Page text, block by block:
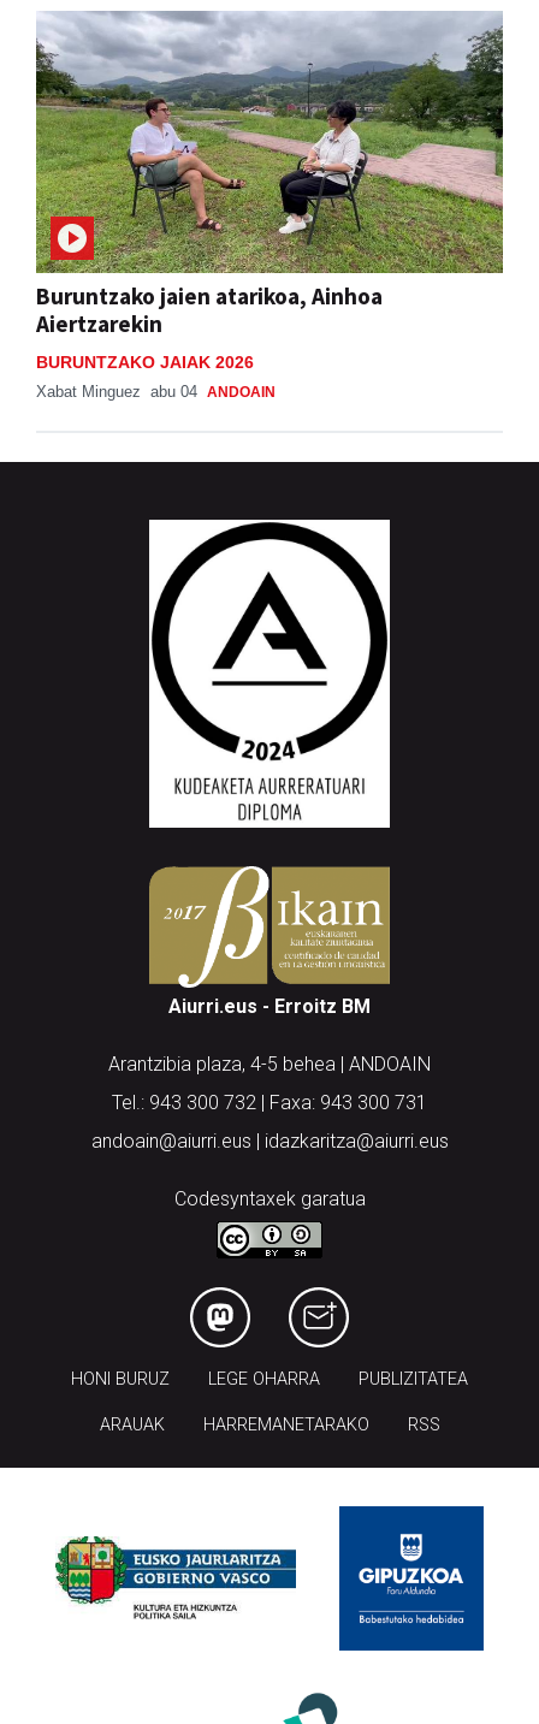
Buruntzako jaien atarikoa, Ainhoa
Aiertzarekin
BURUNTZAKO JAIAK 2026
Xabat Minguez abu 04 ANDOAIN
Aiurri.eus - Erroitz BM
Arantzibia plaza, 4-5 behea | ANDOAIN
Tel.: 943 300 732 | Faxa: 943 300 731
andoain@aiurri.eus | idazkaritza@aiurri.eus
Codesyntaxek garatua
HONI BURUZ LEGE OHARRA PUBLIZITATEA
ARAUAK HARREMANETARAKO RSS